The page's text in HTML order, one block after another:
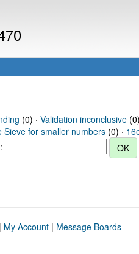
(0) · Validation inconclusive
Sieve for smaller numbers (0) ·
My Account| Message Boards